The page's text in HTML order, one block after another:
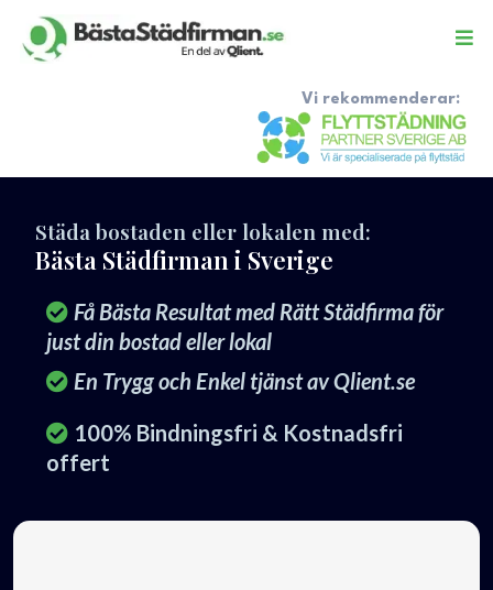
Vi rekommenderar:
Städa bostaden eller lokalen med:
Bästa Städfirman i Sverige
Få Bästa Resultat med Rätt Städfirma för
just din bostad eller lokal
En Trygg och Enkel tjänst av Qlient.se
100% Bindningsfri & Kostnadsfri
offert